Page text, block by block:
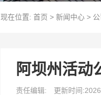
现在位置: 首页 > 新闻中心>
阿坝州活动
责任编辑: 更新时间